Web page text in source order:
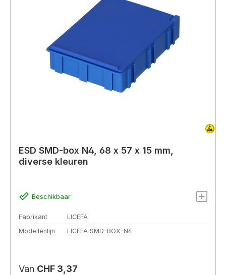
ESD SMD-box N4, 68 x 57 x 15 mm,
diverse kleuren
Beschikbaar
Fabrikant
LICEFA
Modellenlijn
LICEFA SMD-BOX-N4
Normale prijs:
Van CHF 3,37